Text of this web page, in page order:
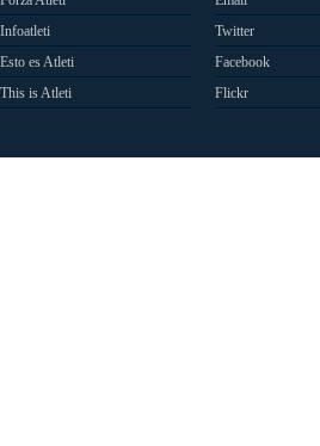
Infoatleti
Esto es Atleti
This is Atleti
Twitter
Facebook
Flickr